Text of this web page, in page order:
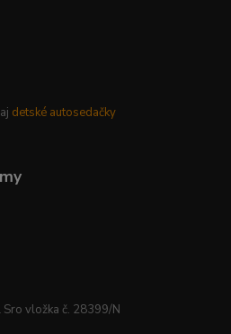
detské autosedačky
vložka č. 28399/N